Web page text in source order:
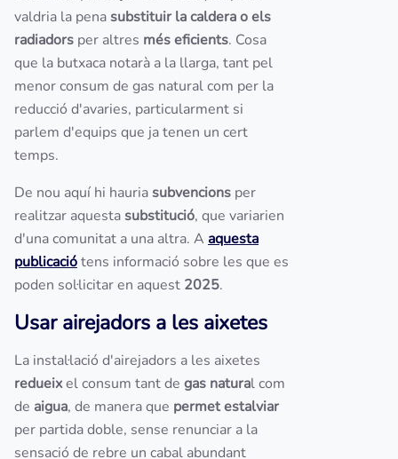
valdria la penasubstituir la caldera o els
radiadors per altres més eficients. Cosa
que la butxaca notarà a la llarga, tant pel
menor consum de gas natural com per la
reducció d'avaries, particularment si
parlem d'equips que ja tenen un cert
temps.
De nou aquí hi hauriasubvencions per
realitzar aquestasubstitució, que variarien
d'una comunitat a una altra. A aquesta
publicaciótens informació sobre les que es
poden sol·licitar en aquest 2025.
Usar airejadors a les aixetes
La instal·lació d'airejadors a les aixetes
redueixel consum tant de gas natural com
de aigua, de manera que permet estalviar
per partida doble, sense renunciar a la
sensació de rebre un cabal abundant